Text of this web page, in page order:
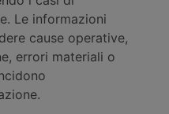
Le informazioni
cause operative,
errori materiali o